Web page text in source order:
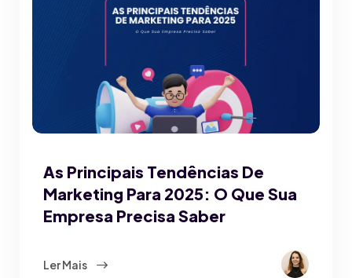
As Principais Tendências De
Marketing Para 2025: O Que Sua
Empresa Precisa Saber
Ler Mais